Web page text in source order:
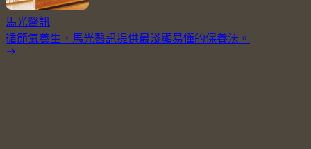
馬光醫訊
循節氣養生，馬光醫訊提供最淺顯易懂的保養法。